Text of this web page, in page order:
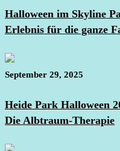
Halloween im Skyline
Erlebnis für die ganze
September 29, 2025
Heide Park Halloween
Die Albtraum-Therapie